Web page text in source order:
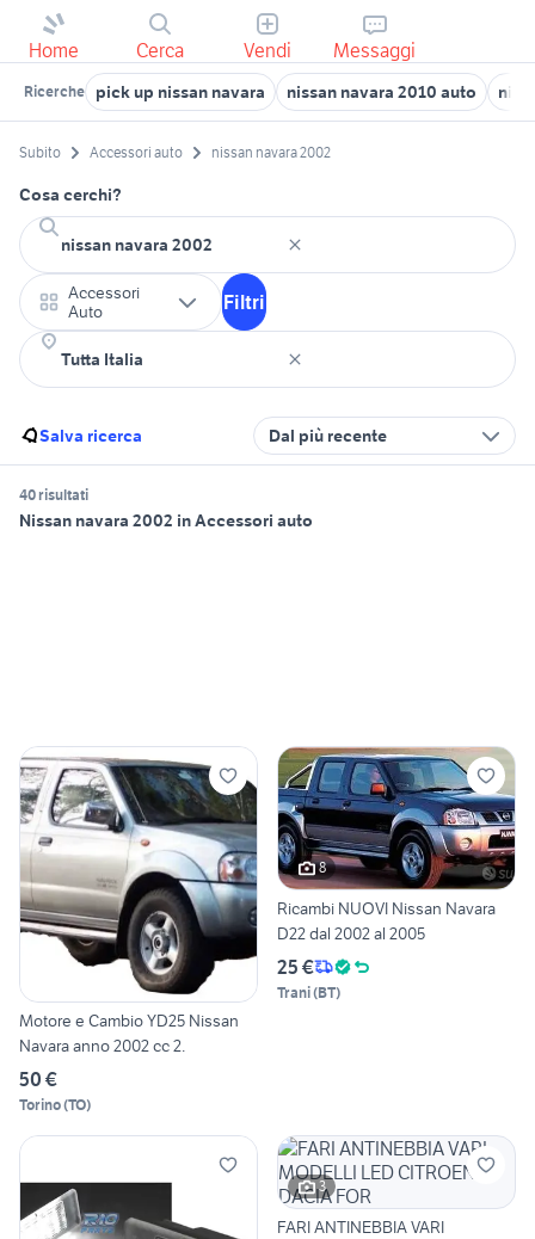
Home Cerca Vendi Messaggi
Ricerche pick up nissan navara nissan navara 2010 auto
Subito Accessori auto nissan navara 2002
Cosa cerchi?
Accessori
Auto
Filtri
Salva ricerca Dal più recente
40 risultati
Nissan navara 2002 in Accessori auto
Motore e Cambio YD25 Nissan
Navara anno 2002 cc 2.
50 €
Torino(TO)
8
Ricambi NUOVI Nissan Navara
D22 dal 2002 al 2005
25 €
Trani(BT)
3
FARI ANTINEBBIA VARI